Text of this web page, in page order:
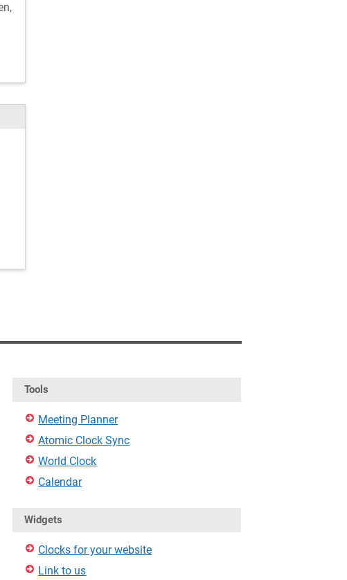
Tools
Meeting Planner
Atomic Clock Sync
World Clock
Calendar
Widgets
Clocks for your website
Link to us